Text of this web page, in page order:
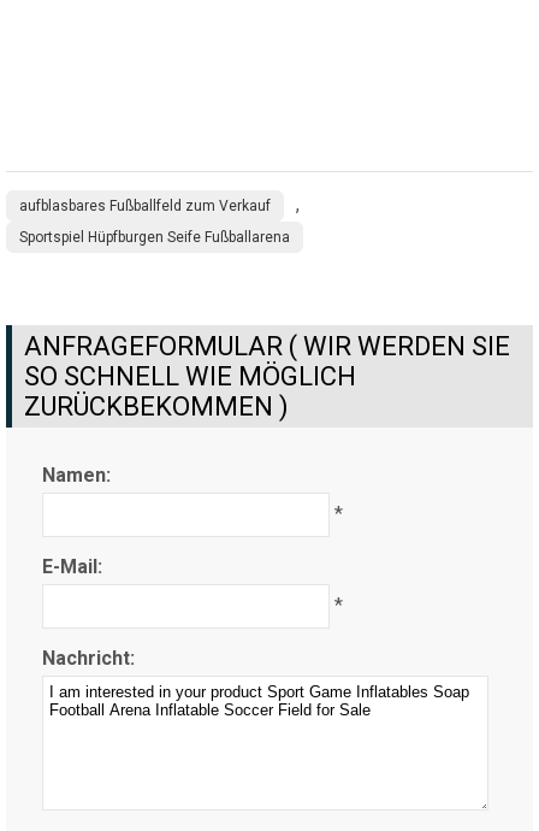
aufblasbares Fußballfeld zum Verkauf ,
Sportspiel Hüpfburgen Seife Fußballarena
ANFRAGEFORMULAR ( WIR WERDEN SIE
SO SCHNELL WIE MÖGLICH
ZURÜCKBEKOMMEN )
Namen:
*
E-Mail:
*
Nachricht: